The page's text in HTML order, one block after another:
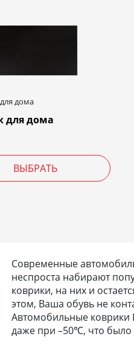
дома
для дома
ВЫБРАТЬ
Современные
неспроста набирают
коврики, на них и
этом, Ваша обувь не
Автомобильные коврики
даже при –50℃, что было